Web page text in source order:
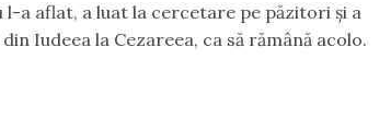
a aflat, a luat la cercetare pe păzitori şi a
Iudeea la Cezareea, ca să rămână acolo.